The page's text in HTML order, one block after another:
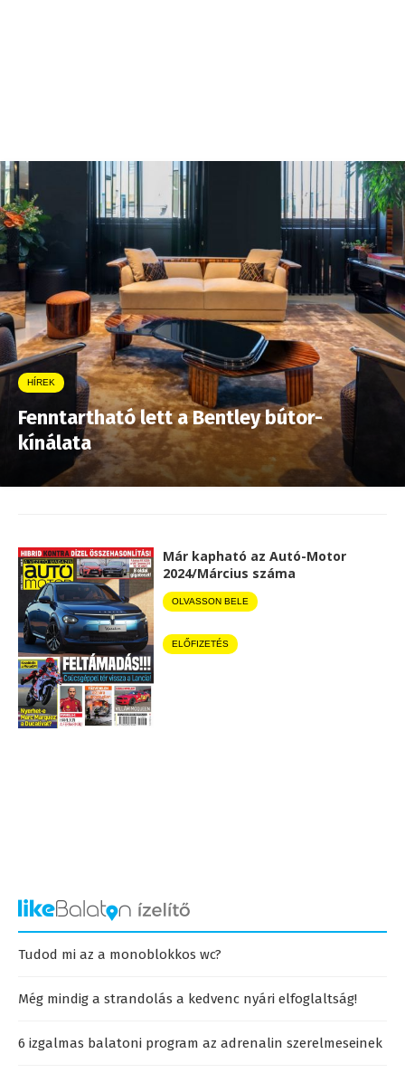
HÍREK
Fenntartható lett a Bentley bútor-
kínálata
Már kapható az Autó-Motor
2024/Március száma
OLVASSON BELE
ELŐFIZETÉS
Tudod mi az a monoblokkos wc?
Még mindig a strandolás a kedvenc nyári elfoglaltság!
6 izgalmas balatoni program az adrenalin szerelmeseinek